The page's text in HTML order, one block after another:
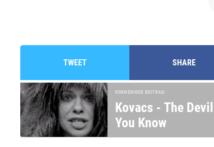
TWEET SHARE
VORHERIGER BEITRAG:
Kovacs - The Devil
You Know